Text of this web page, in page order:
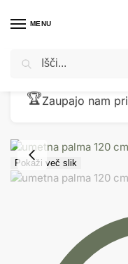
MENU
Domov / Umetne rastline
🏆Zaupajo nam
Pokaži več slik